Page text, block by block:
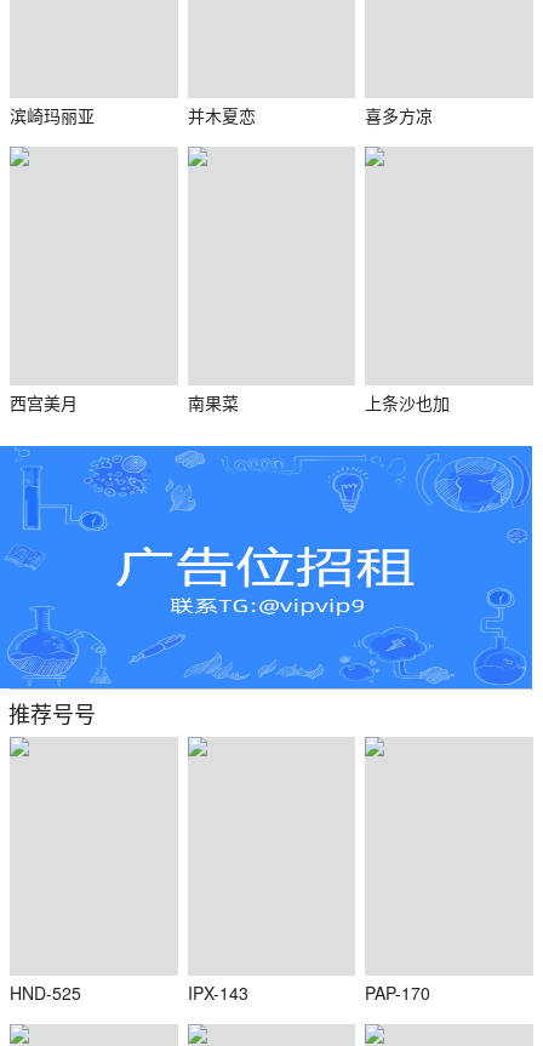
滨崎玛丽亚 并木夏恋 喜多方凉
西宫美月 南果菜 上条沙也加
推荐号号
HND-525 IPX-143 PAP-170